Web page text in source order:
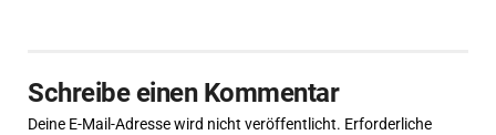
Schreibe einen Kommentar
Deine E-Mail-Adresse wird nicht veröffentlicht. Erforderliche